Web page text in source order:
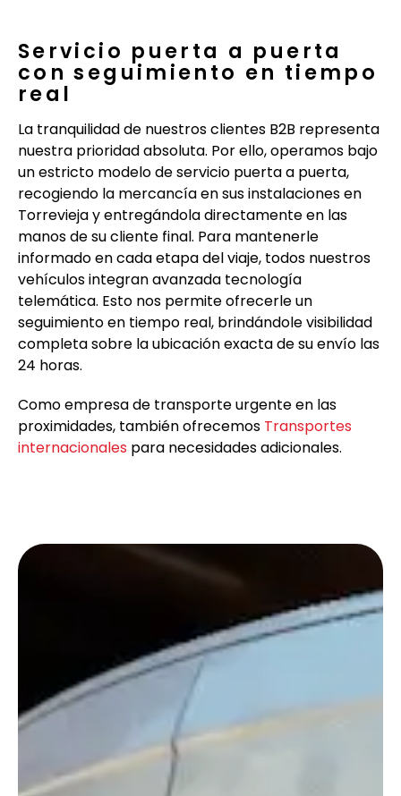
Servicio puerta a puerta
con seguimiento en tiempo
real
La tranquilidad de nuestros clientes B2B representa
nuestra prioridad absoluta. Por ello, operamos bajo
un estricto modelo de servicio puerta a puerta,
recogiendo la mercancía en sus instalaciones en
Torrevieja y entregándola directamente en las
manos de su cliente final. Para mantenerle
informado en cada etapa del viaje, todos nuestros
vehículos integran avanzada tecnología
telemática. Esto nos permite ofrecerle un
seguimiento en tiempo real, brindándole visibilidad
completa sobre la ubicación exacta de su envío las
24 horas.
Como empresa de transporte urgente en las
proximidades, también ofrecemos Transportes
internacionales para necesidades adicionales.